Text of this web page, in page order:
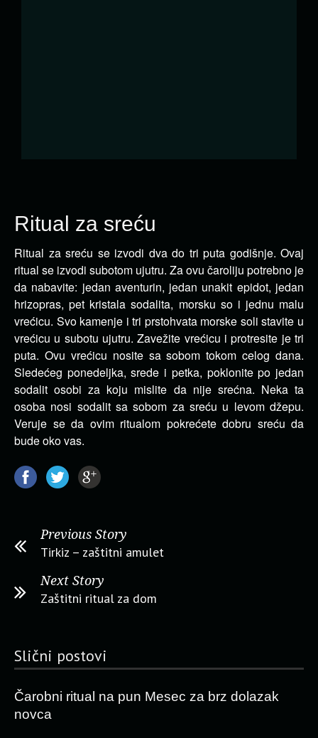
Ritual za sreću
Ritual za sreću se izvodi dva do tri puta godišnje. Ovaj
ritual se izvodi subotom ujutru. Za ovu čaroliju potrebno je
da nabavite: jedan aventurin, jedan unakit epidot, jedan
hrizopras, pet kristala sodalita, morsku so i jednu malu
vrećicu. Svo kamenje i tri prstohvata morske soli stavite u
vrećicu u subotu ujutru. Zavežite vrećicu i protresite je tri
puta. Ovu vrećicu nosite sa sobom tokom celog dana.
Sledećeg ponedeljka, srede i petka, poklonite po jedan
sodalit osobi za koju mislite da nije srećna. Neka ta
osoba nosi sodalit sa sobom za sreću u levom džepu.
Veruje se da ovim ritualom pokrećete dobru sreću da
bude oko vas.
Previous Story
Tirkiz – zaštitni amulet
Next Story
Zaštitni ritual za dom
Slični postovi
Čarobni ritual na pun Mesec za brz dolazak
novca